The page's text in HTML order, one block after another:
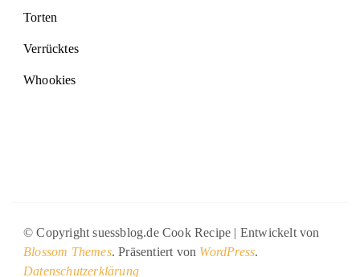
Torten
Verrücktes
Whookies
© Copyright suessblog.deCook Recipe | Entwickelt von
Blossom Themes. Präsentiert von WordPress.
Datenschutzerklärung